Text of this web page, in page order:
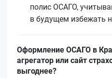
полис ОСАГО,
в будущем избежать
Оформление ОСАГО в
агрегатор или сайт
выгоднее?